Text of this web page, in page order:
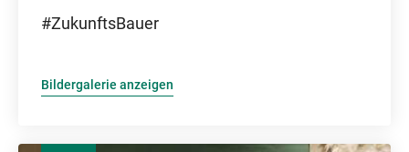
#ZukunftsBauer
Bildergalerie anzeigen